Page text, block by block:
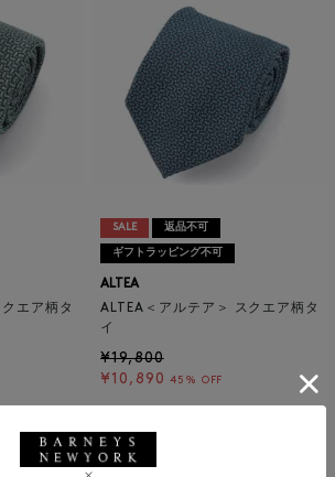
エア柄タ
SALE 返品不可
ギフトラッピング不可
ALTEA
ALTEA＜アルテア＞ スクエア柄タ
イ
¥19,800
¥10,890 45% OFF